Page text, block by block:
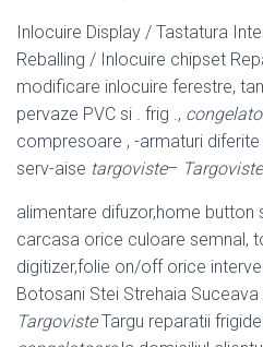
Inlocuire Display / Tastatura
Reballing / Inlocuire chipset
modificare inlocuire ferestre,
pervaze PVC si . frig .,
compresoare , -armaturi
serv-aise targoviste– Targoviste
alimentare difuzor,home button
carcasa orice culoare semnal,
digitizer,folie on/off orice
Botosani Stei Strehaia Suceava
TargovisteTargu reparatii